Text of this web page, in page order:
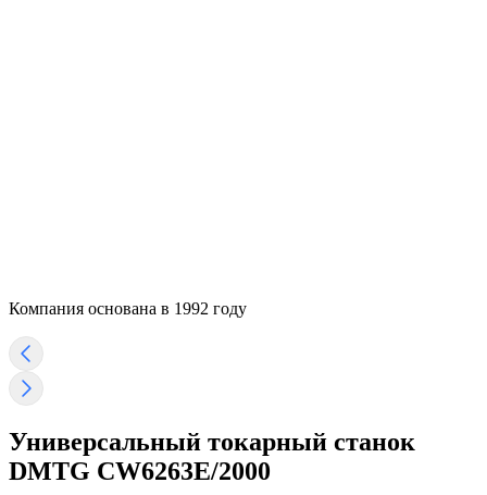
Компания основана в 1992 году
Универсальный токарный станок
DMTG CW6263E/2000